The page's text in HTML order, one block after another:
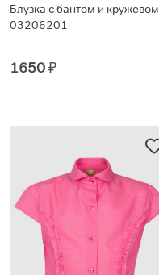
Блузка с бантом и кружевом
03206201
1650₽